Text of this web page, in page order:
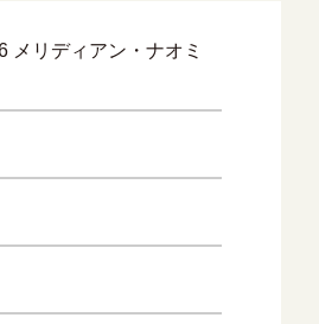
リディアン・ナオミ